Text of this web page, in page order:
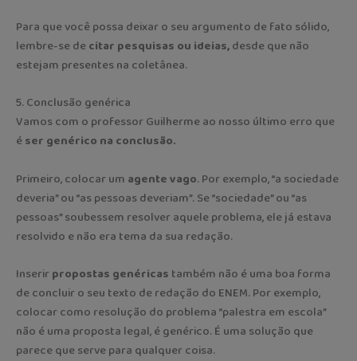
Para que você possa deixar o seu argumento de fato sólido,
lembre-se decitar pesquisas ou ideias,desde que não
estejam presentes na coletânea.
5. Conclusão genérica
Vamos com o professor Guilherme ao nosso último erro que
éser genérico na conclusão.
Primeiro, colocar um agente vago. Por exemplo, “a sociedade
deveria” ou “as pessoas deveriam”. Se “sociedade” ou “as
pessoas” soubessem resolver aquele problema, ele já estava
resolvido e não era tema da sua redação.
Inserir propostas genéricas também não é uma boa forma
de concluir o seu texto de redação do ENEM. Por exemplo,
colocar como resolução do problema “palestra em escola”
não é uma proposta legal, é genérico. É uma solução que
parece que serve para qualquer coisa.